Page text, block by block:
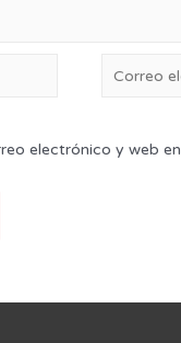
electrónico y web